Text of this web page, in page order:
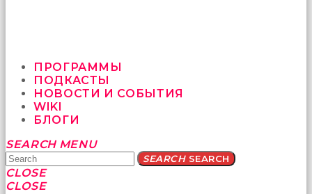
ПРОГРАММЫ
ПОДКАСТЫ
НОВОСТИ И СОБЫТИЯ
WIKI
БЛОГИ
Yatağa
bile
geçmeye
fırsat
SEARCH MENU
SEARCHSEARCH
CLOSE
CLOSE